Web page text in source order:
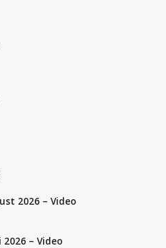
2026 – Video
– Video